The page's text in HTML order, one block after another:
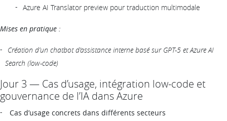
Azure AI Translator preview pour traduction multimodale
Mises en pratique :
Création d’un chatbot d’assistance interne basé sur GPT-5 et Azure AI
Search (low-code)
Jour 3 — Cas d’usage, intégration low-code et
gouvernance de l’IA dans Azure
Cas d’usage concrets dans différents secteurs